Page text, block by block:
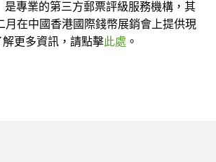
是專業的第三方郵票評級服務機構，其
月在中國香港國際錢幣展銷會上提供現
更多資訊，請點擊此處 。